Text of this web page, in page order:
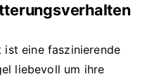
ist eine faszinierende
liebevoll um ihre